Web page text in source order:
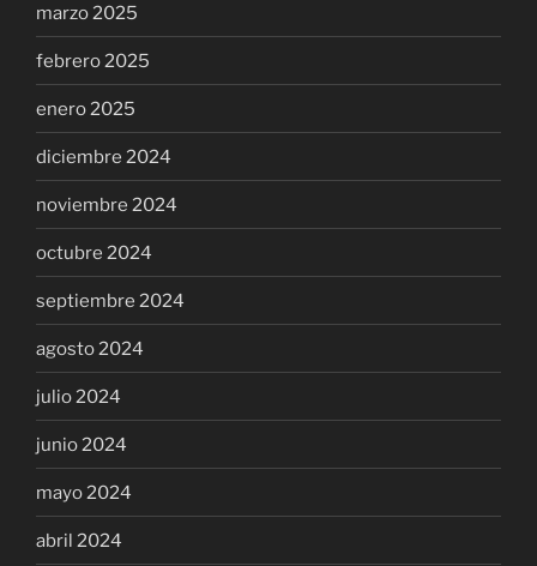
marzo 2025
febrero 2025
enero 2025
diciembre 2024
noviembre 2024
octubre 2024
septiembre 2024
agosto 2024
julio 2024
junio 2024
mayo 2024
abril 2024